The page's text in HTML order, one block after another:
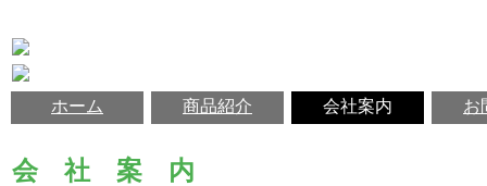
ホーム 商品紹介 会社案内 お
会 社 案 内